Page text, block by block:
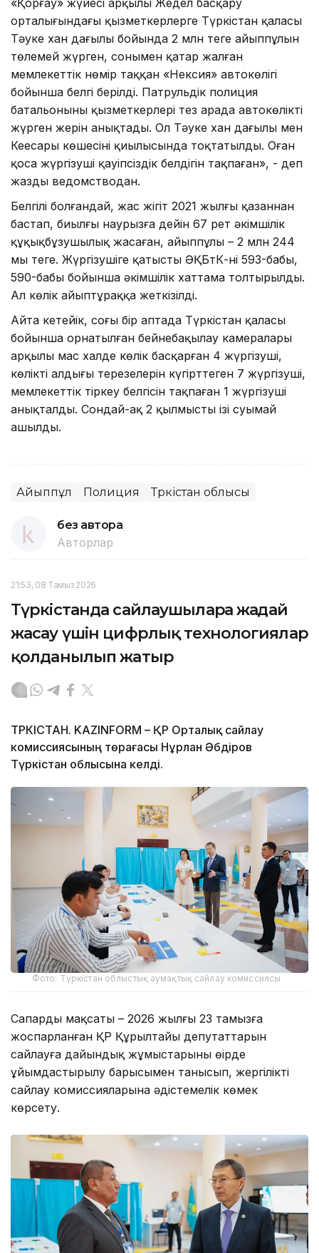
орталығындағы қызметкерлерге Түркістан қаласы
Тәуке хан даңғылы бойында 2 млн теңге айыппұлын
төлемей жүрген, сонымен қатар жалған
мемлекеттік нөмір таққан «Нексия» автокөлігі
бойынша белгі берілді. Патрульдік полиция
батальонының қызметкерлері тез арада автокөліктің
жүрген жерін анықтады. Ол Тәуке хан даңғылы мен
Кеңесары көшесінің қиылысында тоқтатылды. Оған
қоса жүргізуші қауіпсіздік белдігін тақпаған», - деп
жазды ведомстводан.
Белгілі болғандай, жас жігіт 2021 жылғы қазаннан
бастап, биылғы наурызға дейін 67 рет әкімшілік
құқықбұзушылық жасаған, айыппұлы – 2 млн 244
мың теңге. Жүргізушіге қатысты ӘҚБтК-нің 593-бабы,
590-бабы бойынша әкімшілік хаттама толтырылды.
Ал көлік айыптұраққа жеткізілді.
Айта кетейік, соңғы бір аптада Түркістан қаласы
бойынша орнатылған бейнебақылау камералары
арқылы мас халде көлік басқарған 4 жүргізуші,
көліктің алдыңғы терезелерін күңгірттеген 7 жүргізуші,
мемлекеттік тіркеу белгісін тақпаған 1 жүргізуші
анықталды. Сондай-ақ 2 қылмыстың ізі суымай
ашылды.
Айыппұл Полиция Түркістан облысы
без автора
Авторлар
21:53, 08 Тамыз 2026
Түркістанда сайлаушыларға жағдай
жасау үшін цифрлық технологиялар
қолданылып жатыр
ТҮРКІСТАН. KAZINFORM – ҚР Орталық сайлау
комиссиясының төрағасы Нұрлан Әбдіров
Түркістан облысына келді.
Фото: Түркістан облыстық аумақтық сайлау комиссиясы
Сапардың мақсаты – 2026 жылғы 23 тамызға
жоспарланған ҚР Құрылтайы депутаттарын
сайлауға дайындық жұмыстарының өңірде
ұйымдастырылу барысымен танысып, жергілікті
сайлау комиссияларына әдістемелік көмек
көрсету.